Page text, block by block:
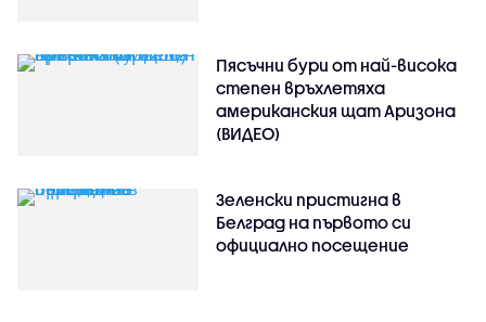
Пясъчни бури от най-висока
степен връхлетяха
американския щат Аризона
(ВИДЕО)
Зеленски пристигна в
Белград на първото си
официално посещение